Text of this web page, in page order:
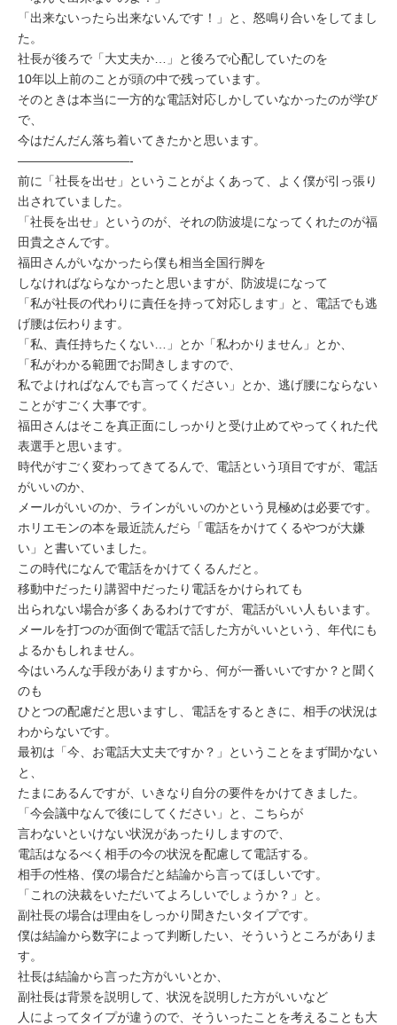
「出来ないったら出来ないんです！」と、怒鳴り合いをしてまし
た。
社長が後ろで「大丈夫か…」と後ろで心配していたのを
10年以上前のことが頭の中で残っています。
そのときは本当に一方的な電話対応しかしていなかったのが学び
で、
今はだんだん落ち着いてきたかと思います。
—————————-
前に「社長を出せ」ということがよくあって、よく僕が引っ張り
出されていました。
「社長を出せ」というのが、それの防波堤になってくれたのが福
田貴之さんです。
福田さんがいなかったら僕も相当全国行脚を
しなければならなかったと思いますが、防波堤になって
「私が社長の代わりに責任を持って対応します」と、電話でも逃
げ腰は伝わります。
「私、責任持ちたくない…」とか「私わかりません」とか、
「私がわかる範囲でお聞きしますので、
私でよければなんでも言ってください」とか、逃げ腰にならない
ことがすごく大事です。
福田さんはそこを真正面にしっかりと受け止めてやってくれた代
表選手と思います。
時代がすごく変わってきてるんで、電話という項目ですが、電話
がいいのか、
メールがいいのか、ラインがいいのかという見極めは必要です。
ホリエモンの本を最近読んだら「電話をかけてくるやつが大嫌
い」と書いていました。
この時代になんで電話をかけてくるんだと。
移動中だったり講習中だったり電話をかけられても
出られない場合が多くあるわけですが、電話がいい人もいます。
メールを打つのが面倒で電話で話した方がいいという、年代にも
よるかもしれません。
今はいろんな手段がありますから、何が一番いいですか？と聞く
のも
ひとつの配慮だと思いますし、電話をするときに、相手の状況は
わからないです。
最初は「今、お電話大丈夫ですか？」ということをまず聞かない
と、
たまにあるんですが、いきなり自分の要件をかけてきました。
「今会議中なんで後にしてください」と、こちらが
言わないといけない状況があったりしますので、
電話はなるべく相手の今の状況を配慮して電話する。
相手の性格、僕の場合だと結論から言ってほしいです。
「これの決裁をいただいてよろしいでしょうか？」と。
副社長の場合は理由をしっかり聞きたいタイプです。
僕は結論から数字によって判断したい、そういうところがありま
す。
社長は結論から言った方がいいとか、
副社長は背景を説明して、状況を説明した方がいいなど
人によってタイプが違うので、そういったことを考えることも大